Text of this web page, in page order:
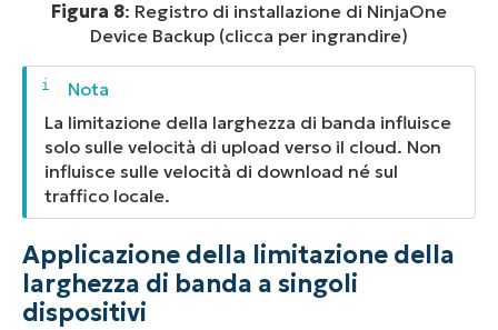
Figura 8: Registro di installazione di NinjaOne
Device Backup (clicca per ingrandire)
La limitazione della larghezza di banda influisce
solo sulle velocità di upload verso il cloud. Non
influisce sulle velocità di download né sul
traffico locale.
Applicazione della limitazione della
larghezza di banda a singoli
dispositivi